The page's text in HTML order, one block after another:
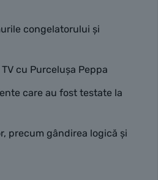
congelatorului și
cu Purcelușa Peppa
care au fost testate la
precum gândirea logică și